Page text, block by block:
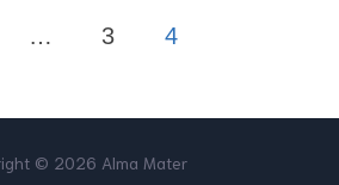
3 4
© 2026 Alma Mater